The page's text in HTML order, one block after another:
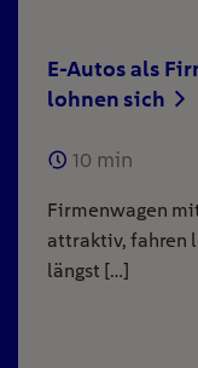
E-Autos als
lohnen sich
10 min
Firmenwagen
attraktiv, fahren
längst […]